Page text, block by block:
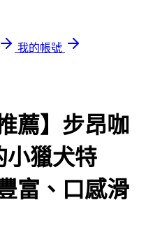
我的帳號
薦】步昂咖
小獵犬特
富、口感滑